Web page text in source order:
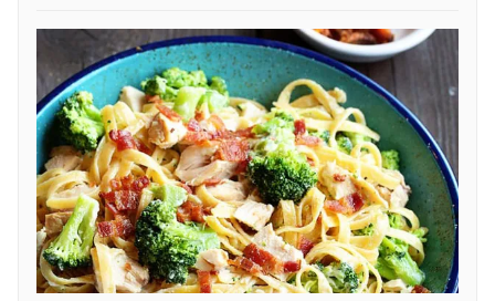
Cơ quan chủ quản:Đài Truyền hình Việt Nam
Cơ quan báo chí:Thời báo VTV
Giấy phép hoạt động báo in và báo điện tử số 483/GP-BTTTT
cấp ngày 29/12/2023
Tổng Biên tập:Vũ Thanh Thủy
Phó Tổng Biên tập:Nguyễn Thị Mỹ Hạnh, Phạm Quốc Thắng,
Nguyễn Trọng Ninh
Tổng đài VTV:024.38 355 931 - 024.38 355 932